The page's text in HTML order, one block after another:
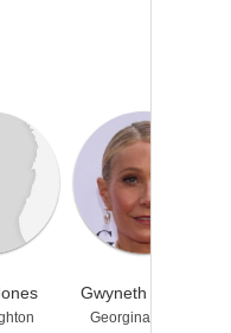
Gwyneth Paltrow
Georgina Hobart